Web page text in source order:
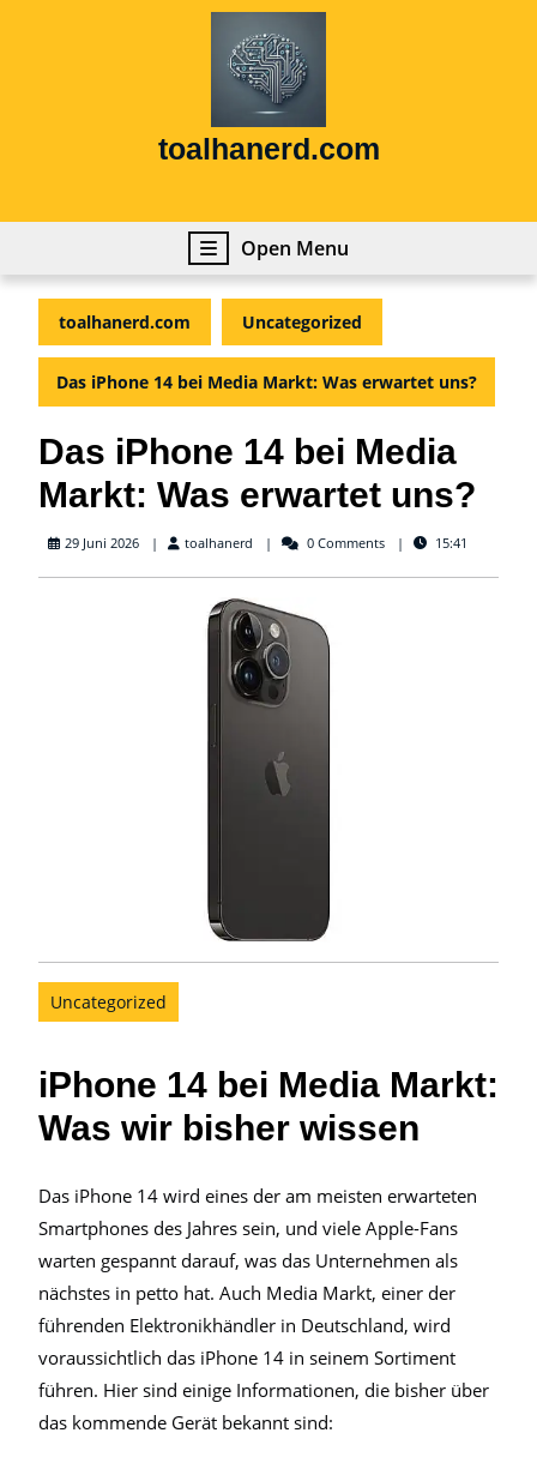
toalhanerd.com
Open Menu
Menu
toalhanerd.com Uncategorized
Das iPhone 14 bei Media Markt: Was erwartet uns?
Das iPhone 14 bei Media
Markt: Was erwartet uns?
29 Juni 2026 toalhanerd toalhanerd0 Comments 15:41
Uncategorized
iPhone 14 bei Media Markt:
Was wir bisher wissen
Das iPhone 14 wird eines der am meisten erwarteten
Smartphones des Jahres sein, und viele Apple-Fans
warten gespannt darauf, was das Unternehmen als
nächstes in petto hat. Auch Media Markt, einer der
führenden Elektronikhändler in Deutschland, wird
voraussichtlich das iPhone 14 in seinem Sortiment
führen. Hier sind einige Informationen, die bisher über
das kommende Gerät bekannt sind: